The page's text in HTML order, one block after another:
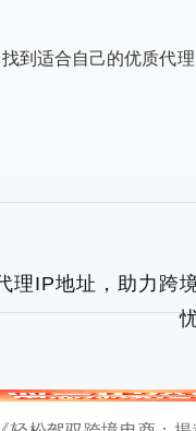
到适合自己的优质代
理IP地址，助力跨
电商：揭秘在线